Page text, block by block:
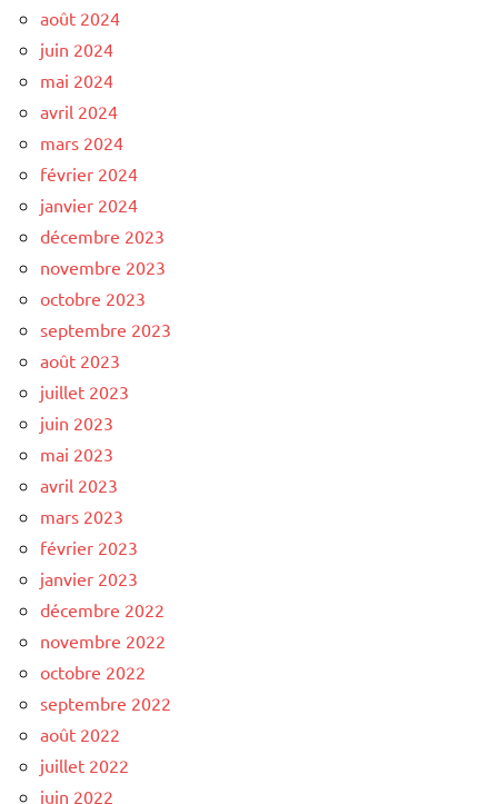
août 2024
juin 2024
mai 2024
avril 2024
mars 2024
février 2024
janvier 2024
décembre 2023
novembre 2023
octobre 2023
septembre 2023
août 2023
juillet 2023
juin 2023
mai 2023
avril 2023
mars 2023
février 2023
janvier 2023
décembre 2022
novembre 2022
octobre 2022
septembre 2022
août 2022
juillet 2022
juin 2022